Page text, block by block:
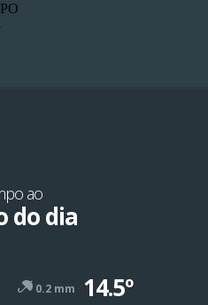
ao
do dia
0.2 mm 14.5º